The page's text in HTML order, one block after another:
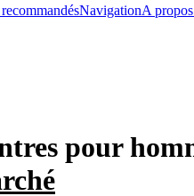
NavigationA
pour